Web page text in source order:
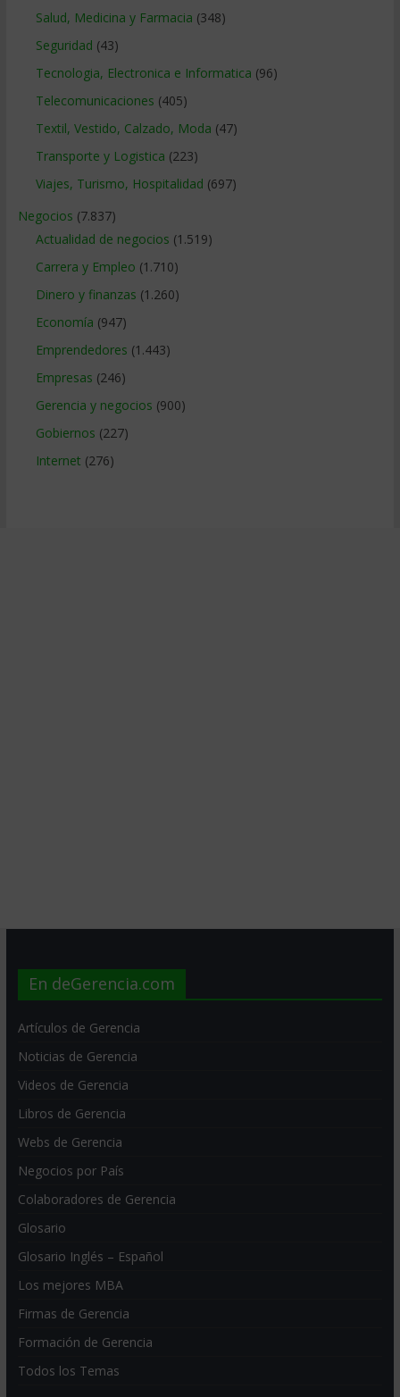
Salud, Medicina y Farmacia (348)
Seguridad (43)
Tecnologia, Electronica e Informatica (96)
Telecomunicaciones (405)
Textil, Vestido, Calzado, Moda (47)
Transporte y Logistica (223)
Viajes, Turismo, Hospitalidad (697)
Negocios (7.837)
Actualidad de negocios (1.519)
Carrera y Empleo (1.710)
Dinero y finanzas (1.260)
Economía (947)
Emprendedores (1.443)
Empresas (246)
Gerencia y negocios (900)
Gobiernos (227)
Internet (276)
En deGerencia.com
Artículos de Gerencia
Noticias de Gerencia
Videos de Gerencia
Libros de Gerencia
Webs de Gerencia
Negocios por País
Colaboradores de Gerencia
Glosario
Glosario Inglés – Español
Los mejores MBA
Firmas de Gerencia
Formación de Gerencia
Todos los Temas